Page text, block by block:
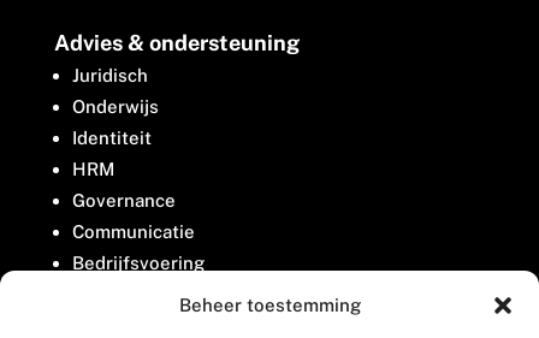
Beheer toestemming
Advies & ondersteuning
Juridisch
Onderwijs
Identiteit
HRM
Governance
Communicatie
Bedrijfsvoering
Belangenbehartiging